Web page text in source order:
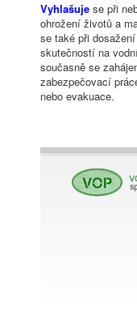
Vyhlašuje se při
ohrožení životů a
se také při
skutečností na
současně se
zabezpečovací
nebo evakuace.